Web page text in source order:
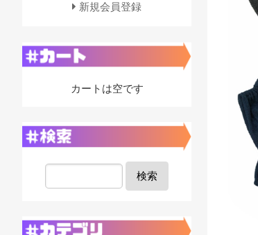
新規会員登録
カートは空です
検索